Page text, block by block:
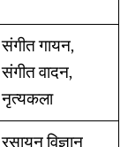
संगीत गायन,
संगीत वादन,
नृत्यकला
रसायन विज्ञान